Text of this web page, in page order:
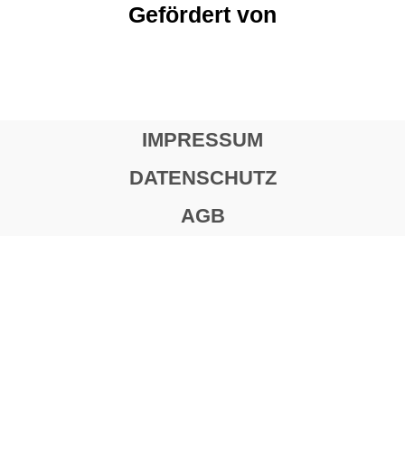
Gefördert von
IMPRESSUM
DATENSCHUTZ
AGB